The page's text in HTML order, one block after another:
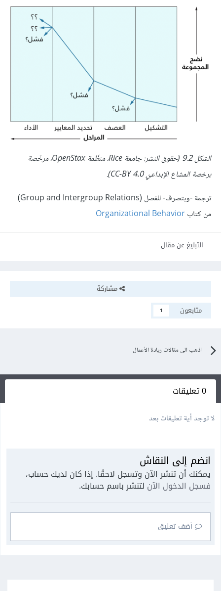
الشكل 9.2 (حقوق النشر: جامعة Rice، منظّمة OpenStax، مرخّصة
برخصة المشاع الإبداعيّ CC-BY 4.0).
ترجمة -وبتصرف- للفصل (Group and Intergroup Relations)
من كتابOrganizational Behavior
التبليغ عن مقال
مشاركة
متابعون
1
اذهب الى مقالات ريادة الأعمال
0 تعليقات
لا توجد أية تعليقات بعد
انضم إلى النقاش
يمكنك أن تنشر الآن وتسجل لاحقًا. إذا كان لديك حساب،
فسجل الدخول الآن لتنشر باسم حسابك.
أضف تعليق